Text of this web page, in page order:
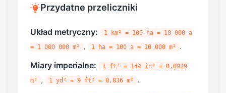
Przydatne przeliczniki
Układ metryczny:
1 km² = 100 ha = 10 000 a
= 1 000 000 m²
, 1 ha = 100 a = 10 000 m²
.
Miary imperialne:
1 ft² = 144 in² = 0,0929
m²
, 1 yd² = 9 ft² = 0,836 m²
.